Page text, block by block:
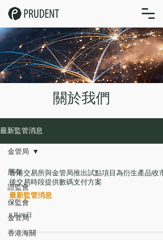
關於我們
最新監管消息
所有
證監會
保監會
金管局
香港海關
金管局
香港交易所與金管局推出試點項目為衍生產品收市
後交易時段提供數碼支付方案
最新監管消息
6月26日